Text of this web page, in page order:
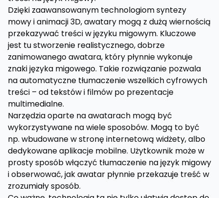
Dzięki zaawansowanym technologiom syntezy
mowy i animacji 3D, awatary mogą z dużą wiernością
przekazywać treści w języku migowym. Kluczowe
jest tu stworzenie realistycznego, dobrze
zanimowanego awatara, który płynnie wykonuje
znaki języka migowego. Takie rozwiązanie pozwala
na automatyczne tłumaczenie wszelkich cyfrowych
treści – od tekstów i filmów po prezentacje
multimedialne.
Narzędzia oparte na awatarach mogą być
wykorzystywane na wiele sposobów. Mogą to być
np. wbudowane w stronę internetową widżety, albo
dedykowane aplikacje mobilne. Użytkownik może w
prosty sposób włączyć tłumaczenie na język migowy
i obserwować, jak awatar płynnie przekazuje treść w
zrozumiały sposób.